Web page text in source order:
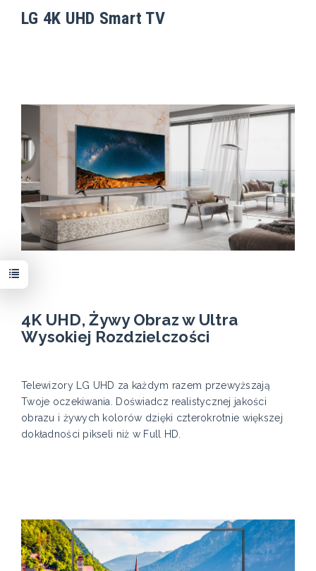
LG 4K UHD Smart TV
4K UHD, Żywy Obraz w Ultra
Wysokiej Rozdzielczości
Telewizory LG UHD za każdym razem przewyższają
Twoje oczekiwania. Doświadcz realistycznej jakości
obrazu i żywych kolorów dzięki czterokrotnie większej
dokładności pikseli niż w Full HD.